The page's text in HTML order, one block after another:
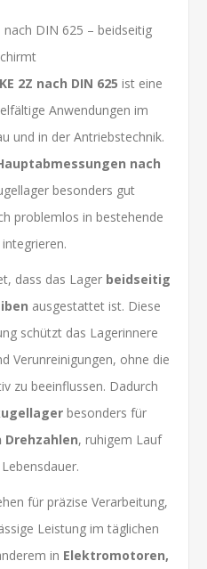
nach DIN 625 – beidseitig
2Z nach DIN 625 ist eine
Anwendungen im
und in der Antriebstechnik.
nach
besonders gut
problemlos in bestehende
dass das Lager beidseitig
ausgestattet ist. Diese
schützt das Lagerinnere
Verunreinigungen, ohne die
zu beeinflussen. Dadurch
besonders für
Drehzahlen, ruhigem Lauf
für präzise Verarbeitung,
Leistung im täglichen
in Elektromotoren,